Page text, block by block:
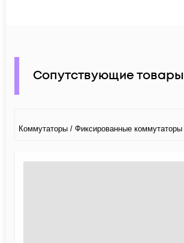
Сопутствующие товары
Коммутаторы / Фиксированные коммутаторы